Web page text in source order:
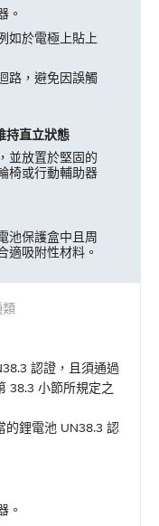
。
如於電極上貼上
路，避免因誤觸
持直立狀態
並放置於堅固的
椅或行動輔助器
池保護盒中且周
適吸附性材料。
認證，且須通過
38.3 小節所規定之
的鋰電池 UN38.3 認
。